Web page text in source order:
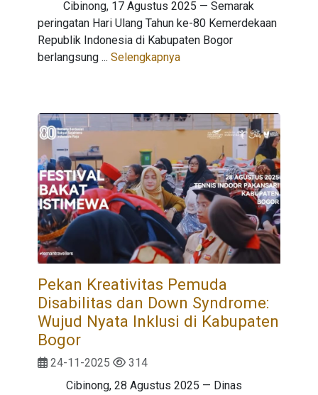
Cibinong, 17 Agustus 2025 — Semarak
peringatan Hari Ulang Tahun ke-80 Kemerdekaan
Republik Indonesia di Kabupaten Bogor
berlangsung ... Selengkapnya
Pekan Kreativitas Pemuda
Disabilitas dan Down Syndrome:
Wujud Nyata Inklusi di Kabupaten
Bogor
24-11-2025
314
Cibinong, 28 Agustus 2025 — Dinas